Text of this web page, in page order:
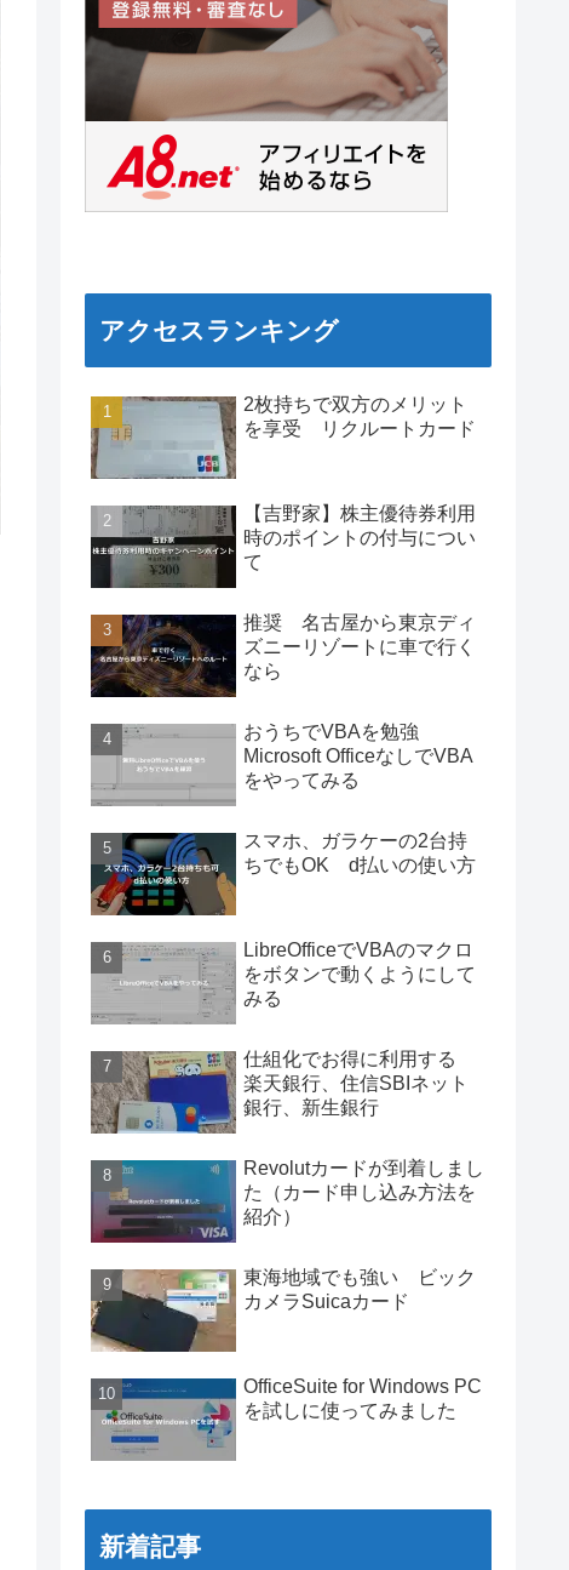
アクセスランキング
2枚持ちで双方のメリット
を享受 リクルートカード
【吉野家】株主優待券利用
時のポイントの付与につい
て
推奨 名古屋から東京ディ
ズニーリゾートに車で行く
なら
おうちでVBAを勉強
Microsoft OfficeなしでVBA
をやってみる
スマホ、ガラケーの2台持
ちでもOK d払いの使い方
LibreOfficeでVBAのマクロ
をボタンで動くようにして
みる
仕組化でお得に利用する
楽天銀行、住信SBIネット
銀行、新生銀行
Revolutカードが到着しまし
た（カード申し込み方法を
紹介）
東海地域でも強い ビック
カメラSuicaカード
OfficeSuite for Windows PC
を試しに使ってみました
新着記事